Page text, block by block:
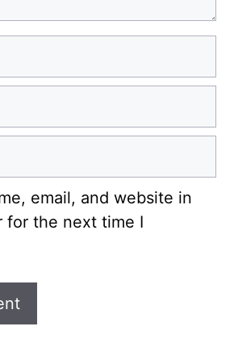
email, and website in
for the next time I